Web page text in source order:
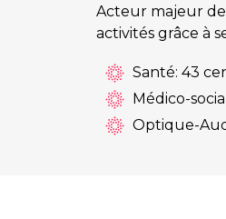
Acteur majeur de
activités grâce à
Santé: 43
Médico-
Optique-